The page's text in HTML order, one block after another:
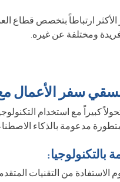
ارتباطاً بتخصص قطاع
ومختلفة عن غيره.
سفر الأعمال مع
كبيراً مع استخدام
مدعومة بالذكاء
الاستفادة من التقنيات